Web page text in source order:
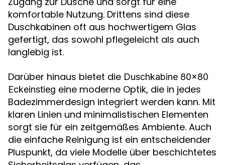
komfortable Nutzung. Drittens sind diese
Duschkabinen oft aus hochwertigem Glas
gefertigt, das sowohl pflegeleicht als auch
langlebig ist.
Darüber hinaus bietet die Duschkabine 80x80
Eckeinstieg eine moderne Optik, die in jedes
Badezimmerdesign integriert werden kann. Mit
klaren Linien und minimalistischen Elementen
sorgt sie für ein zeitgemäßes Ambiente. Auch
die einfache Reinigung ist ein entscheidender
Pluspunkt, da viele Modelle über beschichtetes